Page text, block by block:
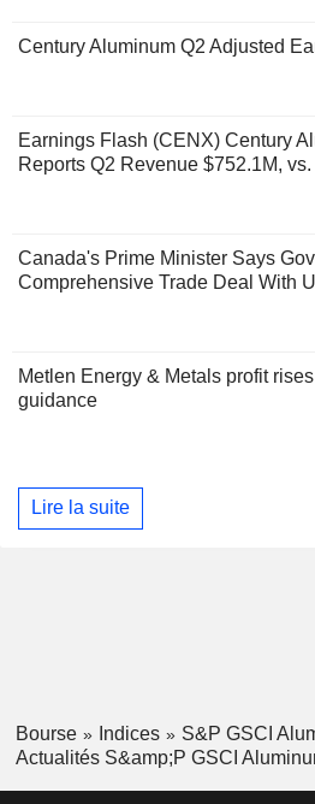
Century Aluminum Q2 Adjusted
Earnings Flash (CENX) Century
Reports Q2 Revenue $752.1M,
Canada's Prime Minister Says
Comprehensive Trade Deal With
Metlen Energy & Metals profit
guidance
Lire la suite
Bourse Indices
S&P GSCI
Actualités S&amp;P GSCI